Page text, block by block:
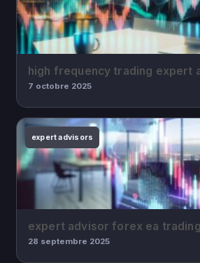
high frequency trading expert
7 octobre 2025
expert advisors
expert advisor forex ea
28 septembre 2025